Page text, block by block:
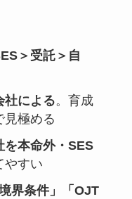
＞受託＞自
社による。育成
見極める
を本命外・SES
やすい
界条件」「OJT